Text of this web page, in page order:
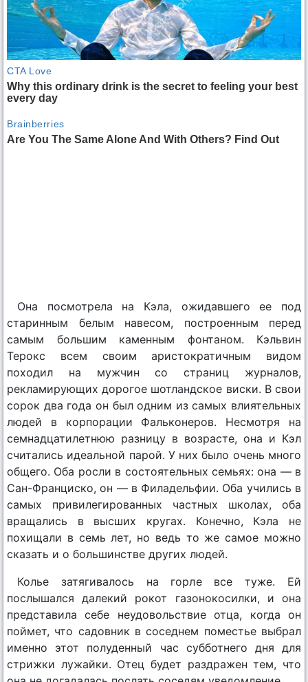
Она посмотрела на Кэла, ожидавшего ее под
старинным белым навесом, построенным перед
самым большим каменным фонтаном. Кэльвин
Терокс всем своим аристократичным видом
походил на мужчин со страниц журналов,
рекламирующих дорогое шотландское виски. В свои
сорок два года он был одним из самых влиятельных
людей в корпорации Фальконеров. Несмотря на
семнадцатилетнюю разницу в возрасте, она и Кэл
считались идеальной парой. У них было очень много
общего. Оба росли в состоятельных семьях: она — в
Сан-Франциско, он — в Филадельфии. Оба учились в
самых привилегированных частных школах, оба
вращались в высших кругах. Конечно, Кэла не
похищали в семь лет, но ведь то же самое можно
сказать и о большинстве других людей.
Колье затягивалось на горле все туже. Ей
послышался далекий рокот газонокосилки, и она
представила себе неудовольствие отца, когда он
поймет, что садовник в соседнем поместье выбрал
именно этот полуденный час субботнего дня для
стрижки лужайки. Отец будет раздражен тем, что